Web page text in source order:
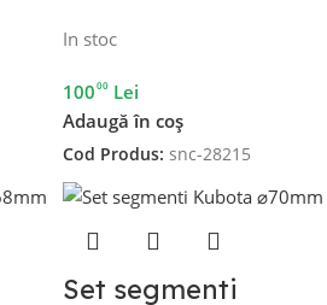
In stoc
10000 Lei
Adaugă în coș
Cod Produs: snc-28215
Set segmenti